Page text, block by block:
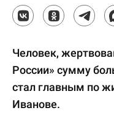
Человек,
России» сумму
стал главным по
Иванове.